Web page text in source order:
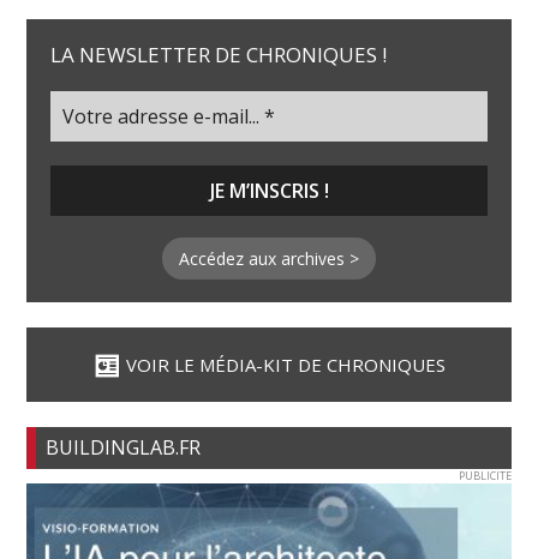
LA NEWSLETTER DE CHRONIQUES !
Accédez aux archives >
VOIR LE MÉDIA-KIT DE CHRONIQUES
BUILDINGLAB.FR
PUBLICITE